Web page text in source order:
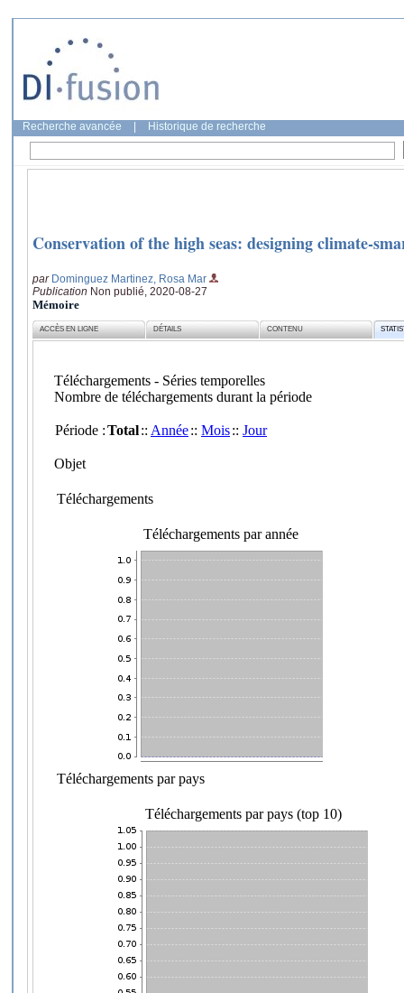
Recherche avancée Historique de recherche
Conservation of the high seas: designing climate-
par Dominguez Martinez, Rosa Mar
Publication Non publié, 2020-08-27
Mémoire
ACCÈS EN LIGNE DÉTAILS CONTENU